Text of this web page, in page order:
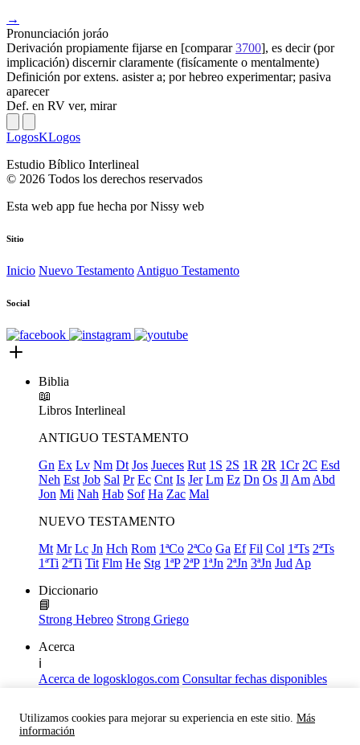
Utilizamos cookies para mejorar su experiencia en este sitio. Más
información
→
Pronunciación joráo
Derivación propiamente fijarse en [comparar3700], es decir (por
implicación) discernir claramente (fisícamente o mentalmente)
Definición por extens. asister a; por hebreo experimentar; pasiva
aparecer
Def. en RV ver, mirar
LogosKLogos
Estudio Bíblico Interlineal
© 2026 Todos los derechos reservados
Esta web app fue hecha porNissy web
Sitio
Inicio Nuevo Testamento Antiguo Testamento
Social
Biblia
📖
Libros Interlineal
ANTIGUO TESTAMENTO
Gn Ex Lv Nm Dt Jos Jueces Rut 1S 2S 1R 2R 1Cr 2C Esd
Neh Est Job Sal Pr Ec Cnt Is Jer Lm Ez Dn Os Jl Am Abd
Jon Mi Nah Hab Sof Ha Zac Mal
NUEVO TESTAMENTO
Mt Mr Lc Jn Hch Rom 1ªCo 2ªCo Ga Ef Fil Col 1ªTs 2ªTs
1ªTi 2ªTi Tit Flm He Stg 1ªP 2ªP 1ªJn 2ªJn 3ªJn Jud Ap
Diccionario
📘
Strong Hebreo Strong Griego
Acerca
ℹ️
Acerca de logosklogos.com Consultar fechas disponibles
Links útiles